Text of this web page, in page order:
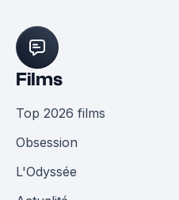
Films
Top 2026 films
Obsession
L'Odyssée